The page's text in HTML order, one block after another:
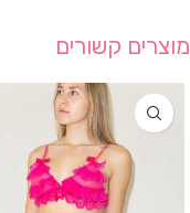
מוצרים קשורים